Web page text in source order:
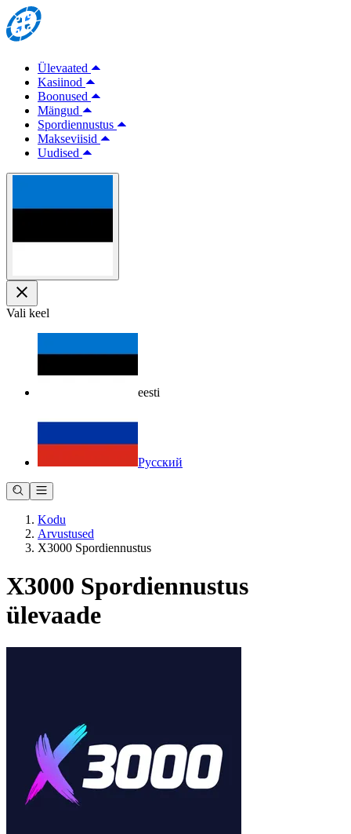
Ülevaated
Kasiinod
Boonused
Mängud
Spordiennustus
Makseviisid
Uudised
Vali keel
eesti
Русский
Kodu
Arvustused
X3000 Spordiennustus
X3000 Spordiennustus
ülevaade